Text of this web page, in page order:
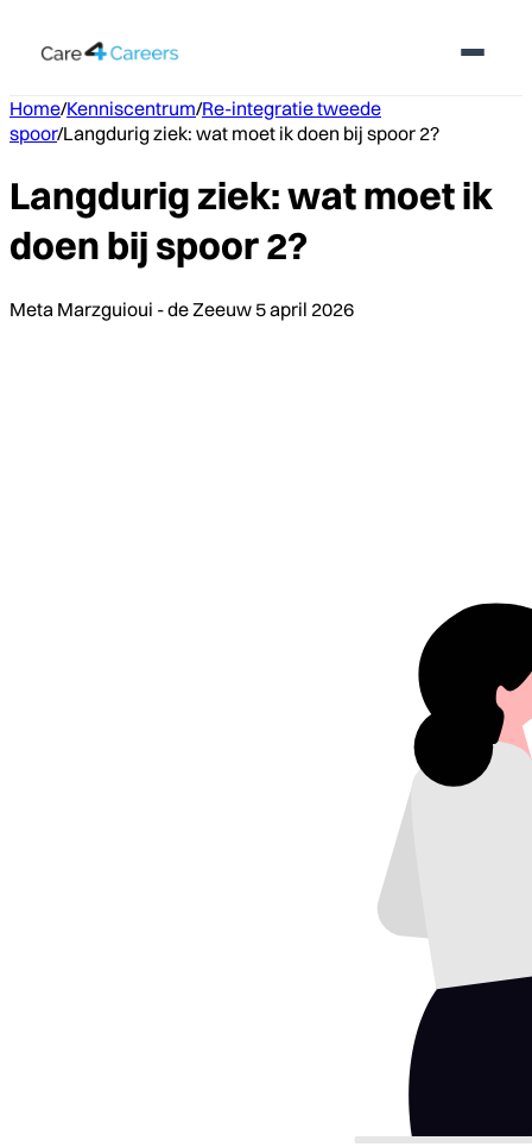
Home/Kenniscentrum/Re-integratie tweede
spoor/Langdurig ziek: wat moet ik doen bij spoor 2?
Langdurig ziek: wat moet ik
doen bij spoor 2?
Meta Marzguioui - de Zeeuw 5 april 2026